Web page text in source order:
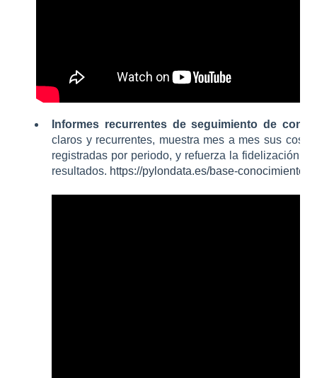
Informes recurrentes de seguimiento de
claros y recurrentes, muestra mes a mes sus
registradas por periodo, y refuerza la fidelización
resultados. https://pylondata.es/base-